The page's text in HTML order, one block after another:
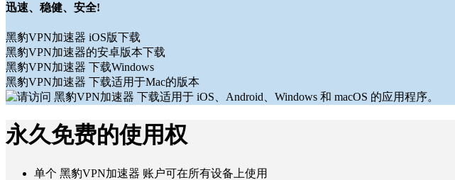
迅速、稳健、安全!
黑豹VPN加速器 iOS版下载
黑豹VPN加速器的安卓版本下载
黑豹VPN加速器 下载Windows
黑豹VPN加速器 下载适用于Mac的版本
永久免费的使用权
单个 黑豹VPN加速器 账户可在所有设备上使用